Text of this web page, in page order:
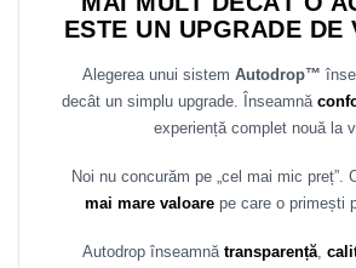
ESTE UN UPGRADE DE
Alegerea unui sistem Autodrop™
decât un simplu upgrade. Înseamnă
experiență complet nouă la
Noi nu concurăm pe „cel mai mic preț”.
mai mare valoare pe care o primești
Autodrop înseamnă transparență,